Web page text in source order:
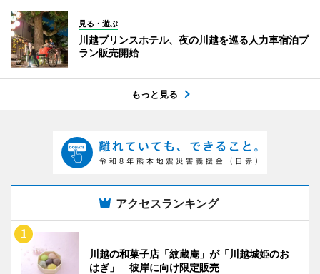
見る・遊ぶ
川越プリンスホテル、夜の川越を巡る人力車宿泊プ
ラン販売開始
もっと見る
アクセスランキング
川越の和菓子店「紋蔵庵」が「川越城姫のお
はぎ」 彼岸に向け限定販売